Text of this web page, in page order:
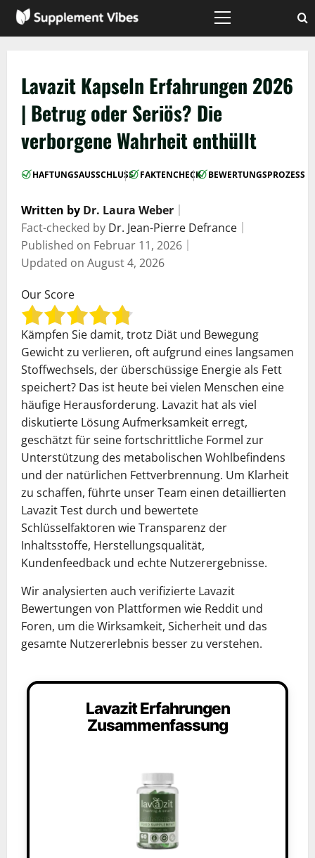
Zum
Inhalt
Hauptmenü
Lavazit Kapseln Erfahrungen 2026
| Betrug oder Seriös? Die
verborgene Wahrheit enthüllt
HAFTUNGSAUSSCHLUSS
| FAKTENCHECK
| BEWERTUNGSPROZESS
Written by Dr. Laura Weber
Fact-checked by Dr. Jean-Pierre Defrance
Published on Februar 11, 2026
Updated on August 4, 2026
Our Score
Kämpfen Sie damit, trotz Diät und Bewegung
Gewicht zu verlieren, oft aufgrund eines langsamen
Stoffwechsels, der überschüssige Energie als Fett
speichert? Das ist heute bei vielen Menschen eine
häufige Herausforderung. Lavazit hat als viel
diskutierte Lösung Aufmerksamkeit erregt,
geschätzt für seine fortschrittliche Formel zur
Unterstützung des metabolischen Wohlbefindens
und der natürlichen Fettverbrennung. Um Klarheit
zu schaffen, führte unser Team einen detaillierten
Lavazit Test durch und bewertete
Schlüsselfaktoren wie Transparenz der
Inhaltsstoffe, Herstellungsqualität,
Kundenfeedback und echte Nutzerergebnisse.
Wir analysierten auch verifizierte Lavazit
Bewertungen von Plattformen wie Reddit und
Foren, um die Wirksamkeit, Sicherheit und das
gesamte Nutzererlebnis besser zu verstehen.
Lavazit Erfahrungen
Zusammenfassung